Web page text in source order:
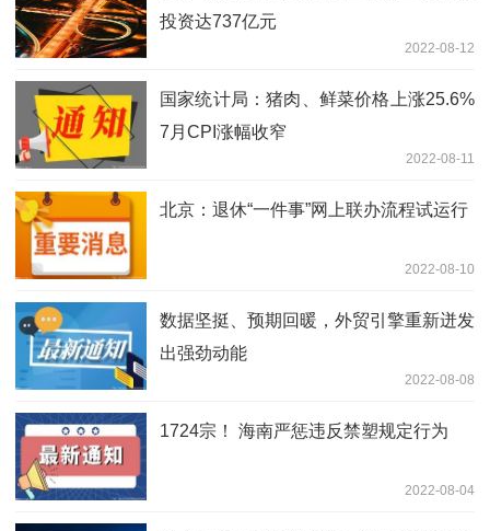
投资达737亿元
2022-08-12
国家统计局：猪肉、鲜菜价格上涨25.6%
7月CPI涨幅收窄
2022-08-11
北京：退休“一件事”网上联办流程试运行
2022-08-10
数据坚挺、预期回暖，外贸引擎重新迸发
出强劲动能
2022-08-08
1724宗！ 海南严惩违反禁塑规定行为
2022-08-04